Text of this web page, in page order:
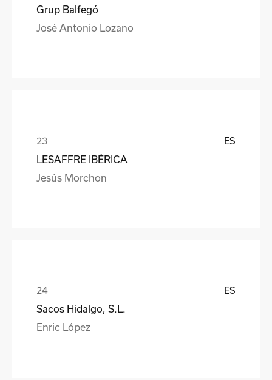
Grup Balfegó
José Antonio Lozano
ES
LESAFFRE IBÉRICA
Jesús Morchon
ES
Sacos Hidalgo, S.L.
Enric López